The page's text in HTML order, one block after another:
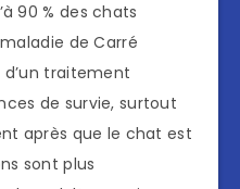
90 % des chats
de Carré
traitement
de survie, surtout
après que le chat est
sont plus